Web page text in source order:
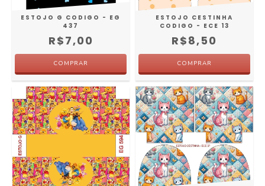
ESTOJO G CODIGO - EG
437
R$7,00
ESTOJO CESTINHA
CODIGO - ECE 13
R$8,50